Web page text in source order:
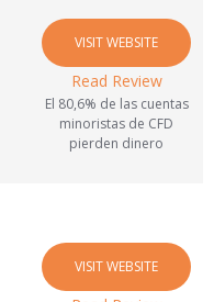
VISIT WEBSITE
Read Review
El 80,6% de las cuentas
minoristas de CFD
pierden dinero
VISIT WEBSITE